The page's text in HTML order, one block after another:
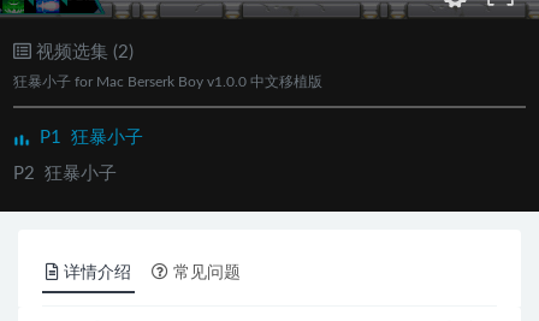
视频选集 (2)
狂暴小子 for Mac Berserk Boy v1.0.0 中文移植版
P1 狂暴小子
P2 狂暴小子
详情介绍 常见问题